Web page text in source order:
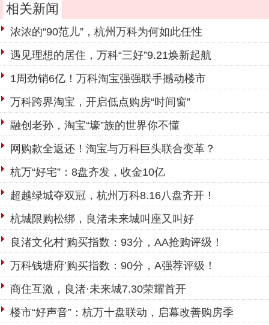
相关新闻
浓浓的“90范儿”，杭州万科为何如此任性
遇见理想的居住，万科“三好”9.21焕新起航
1周劲销6亿！万科淘宝强强联手撼动楼市
万科跨界淘宝，开启低点购房“时间窗”
融创老孙，淘宝“壕”族的世界你不懂
网购款全返还！淘宝与万科巨头联合变革？
杭万“好宅”：8盘齐发，收金10亿
超越绿城夺双冠，杭州万科8.16八盘齐开！
杭城限购松绑，良渚未来城叫座又叫好
良渚文化村’购买指数：93分，AA抢购评级！
万科钱塘府’购买指数：90分，A强荐评级！
商住互激，良渚·未来城7.30荣耀首开
楼市“好声音”：杭万十盘联动，启幕改善购房季